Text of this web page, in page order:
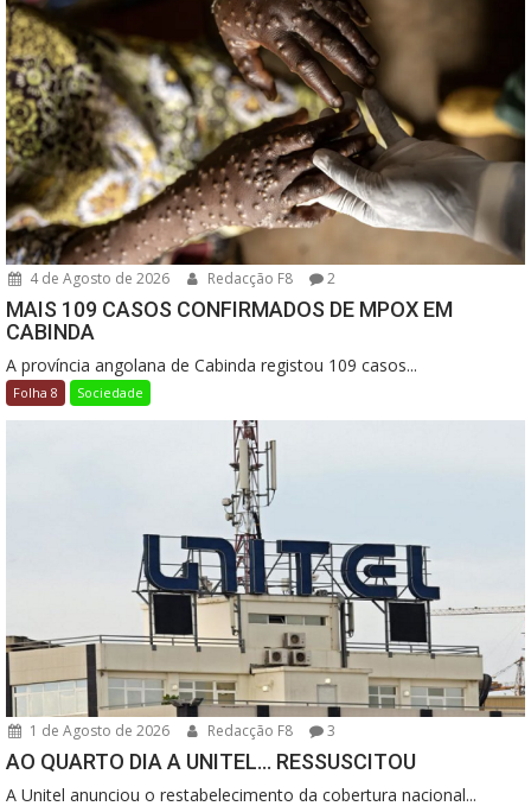
4 de Agosto de 2026 Redacção F8 2
MAIS 109 CASOS CONFIRMADOS DE MPOX EM
CABINDA
A província angolana de Cabinda registou 109 casos...
Folha 8 Sociedade
1 de Agosto de 2026 Redacção F8 3
AO QUARTO DIA A UNITEL… RESSUSCITOU
A Unitel anunciou o restabelecimento da cobertura nacional...